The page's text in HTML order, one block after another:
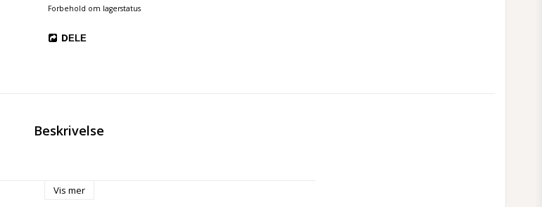
Forbehold om lagerstatus
DELE
Beskrivelse
Vis mer